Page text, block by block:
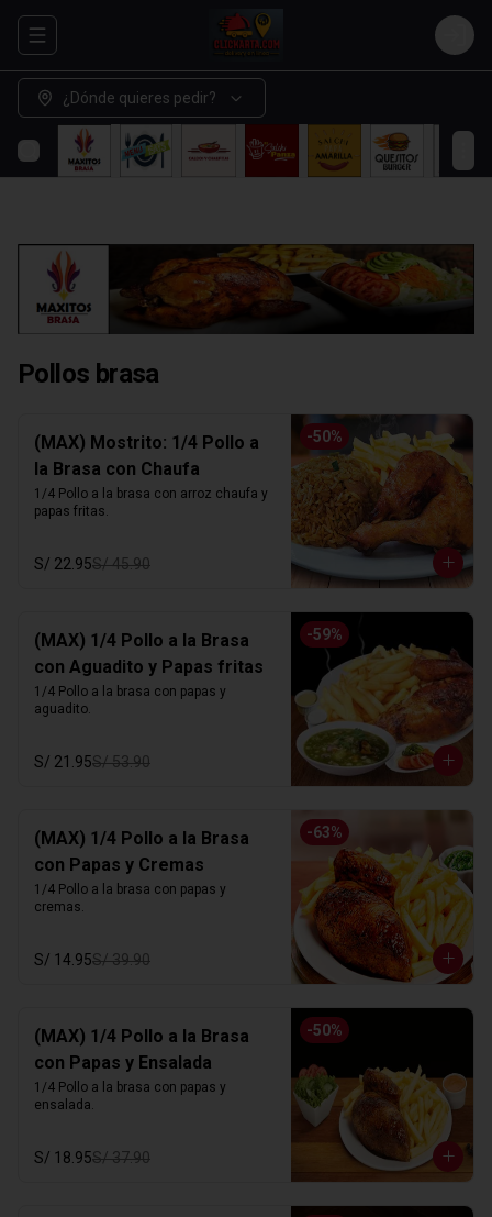
Abrir menu de navegación Login
¿Dónde quieres pedir?
Pollos brasa
-50%
(MAX) Mostrito: 1/4 Pollo a
la Brasa con Chaufa
1/4 Pollo a la brasa con arroz chaufa y
papas fritas.
S/ 22.95S/ 45.90
-59%
(MAX) 1/4 Pollo a la Brasa
con Aguadito y Papas fritas
1/4 Pollo a la brasa con papas y
aguadito.
S/ 21.95S/ 53.90
-63%
(MAX) 1/4 Pollo a la Brasa
con Papas y Cremas
1/4 Pollo a la brasa con papas y
cremas.
S/ 14.95S/ 39.90
-50%
(MAX) 1/4 Pollo a la Brasa
con Papas y Ensalada
1/4 Pollo a la brasa con papas y
ensalada.
S/ 18.95S/ 37.90